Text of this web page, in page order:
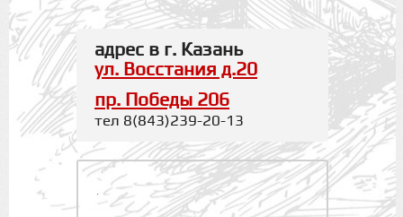
адрес в г. Казань
ул. Восстания д.20
пр. Победы 206
тел 8(843)239-20-13
.